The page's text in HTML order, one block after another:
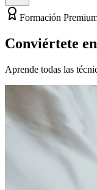
Formación
Conviértete en
Aprende todas las